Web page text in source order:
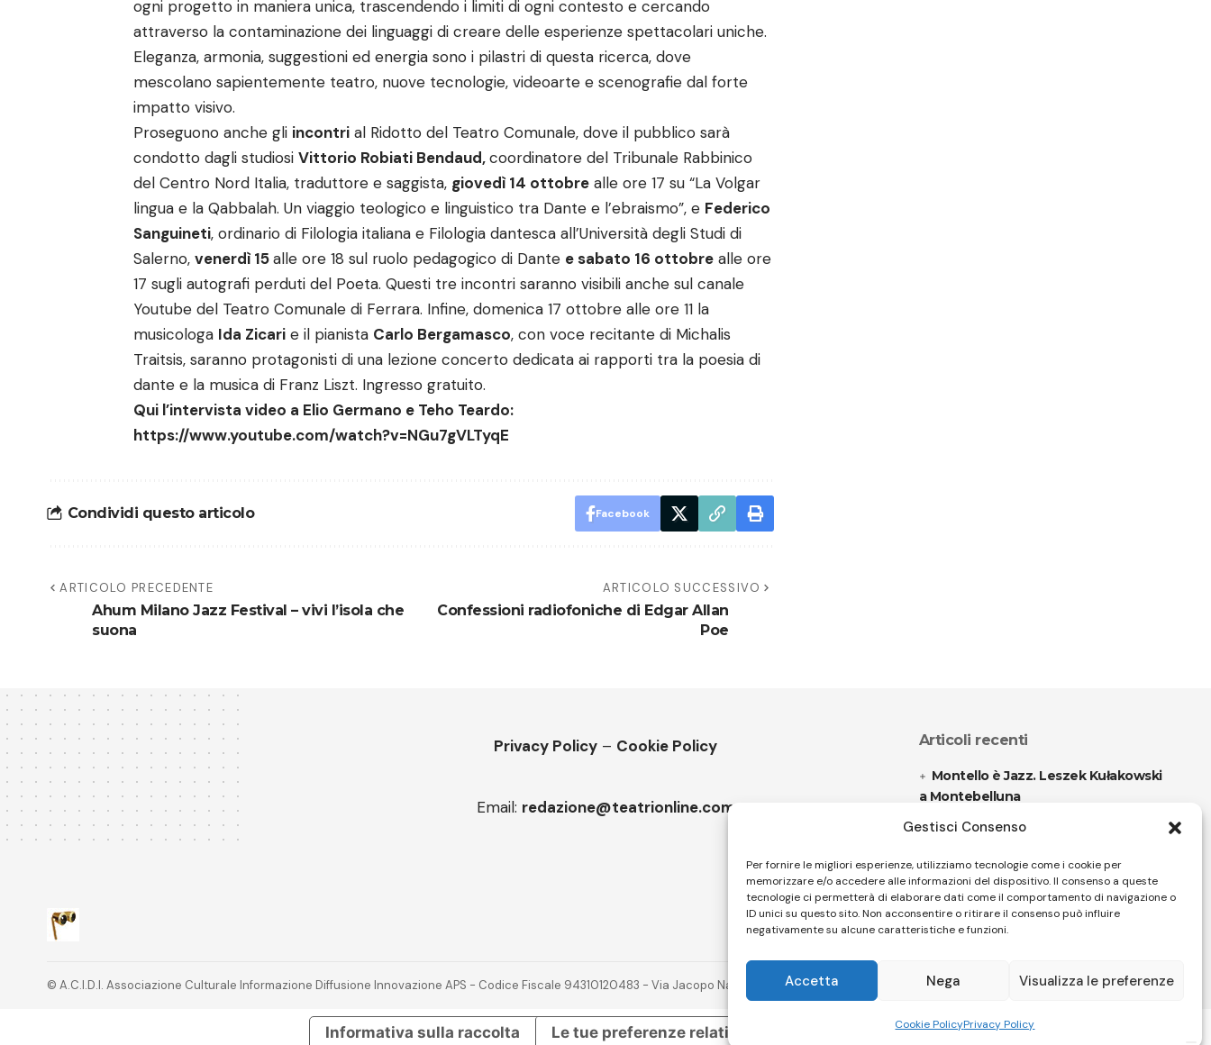
Gestisci Consenso
Per fornire le migliori esperienze, utilizziamo tecnologie come i cookie per
memorizzare e/o accedere alle informazioni del dispositivo. Il consenso a queste
tecnologie ci permetterà di elaborare dati come il comportamento di navigazione o
ID unici su questo sito. Non acconsentire o ritirare il consenso può influire
negativamente su alcune caratteristiche e funzioni.
Accetta Nega Visualizza le preferenze
Cookie PolicyPrivacy Policy
ogni progetto in maniera unica, trascendendo i limiti di ogni contesto e cercando
attraverso la contaminazione dei linguaggi di creare delle esperienze spettacolari uniche.
Eleganza, armonia, suggestioni ed energia sono i pilastri di questa ricerca, dove
mescolano sapientemente teatro, nuove tecnologie, videoarte e scenografie dal forte
impatto visivo.
Proseguono anche gli incontri al Ridotto del Teatro Comunale, dove il pubblico sarà
condotto dagli studiosi Vittorio Robiati Bendaud,coordinatore del Tribunale Rabbinico
del Centro Nord Italia, traduttore e saggista, giovedì 14 ottobre alle ore 17 su “La Volgar
lingua e la Qabbalah. Un viaggio teologico e linguistico tra Dante e l’ebraismo”, e Federico
Sanguineti, ordinario di Filologia italiana e Filologia dantesca all’Università degli Studi di
Salerno, venerdì 15alle ore 18 sul ruolo pedagogico di Dante e sabato 16 ottobre alle ore
17 sugli autografi perduti del Poeta. Questi tre incontri saranno visibili anche sul canale
Youtube del Teatro Comunale di Ferrara. Infine, domenica 17 ottobre alle ore 11 la
musicologa Ida Zicari e il pianista Carlo Bergamasco, con voce recitante di Michalis
Traitsis, saranno protagonisti di una lezione concerto dedicata ai rapporti tra la poesia di
dante e la musica di Franz Liszt. Ingresso gratuito.
Qui l’intervista video a Elio Germano e Teho Teardo:
https://www.youtube.com/watch?v=NGu7gVLTyqE
Condividi questo articolo Facebook
ARTICOLO PRECEDENTE
Ahum Milano Jazz Festival – vivi l’isola che
suona
ARTICOLO SUCCESSIVO
Confessioni radiofoniche di Edgar Allan
Poe
Privacy Policy – Cookie Policy
Email: redazione@teatrionline.com
Articoli recenti
Montello è Jazz. Leszek Kułakowski
a Montebelluna
“Cico festival! Oltre 1500 spettatori
Follow US
© A.C.I.D.I. Associazione Culturale Informazione Diffusione Innovazione APS - Codice Fiscale 94310120483 - Via Jacopo Nardi 21 - 50132 Firenze - SEO BY SIMONE ROMPIETTI SR WEB
Informativa sulla raccolta Le tue preferenze relative alla privacy